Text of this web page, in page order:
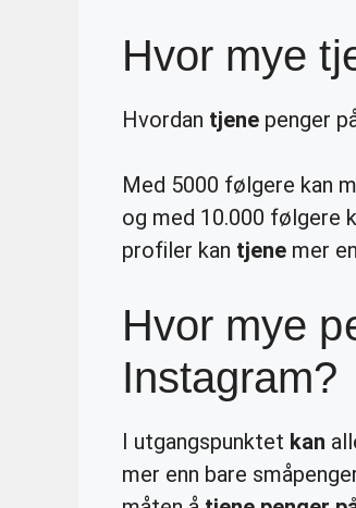
Hvor mye
Hvordan tjene penger
Med 5000 følgere kan
og med 10.000 følgere
profiler kan tjene mer
Hvor mye
Instagram?
I utgangspunktet kan
mer enn bare